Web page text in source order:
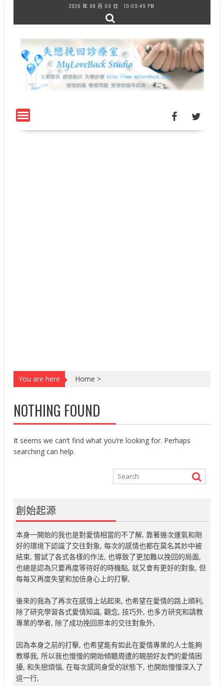
content
2026 年 08 月 09 日 10:09:49 PM
You are here Home >
NOTHING FOUND
It seems we can’t find what you’re looking for. Perhaps
searching can help.
創始起源
本身一開始的我也是對愛情相當的不了解, 靠著幾次運氣和剛
好的環境下認識了交往對象, 每次的感情也都在莫名其妙中被
結束, 嘗試了各式各樣的作法, 也導致了更加難以挽回的局面,
也總是認為只要再度等待好的時機點, 就又會有更好的對象, 但
每每又再度失望和加倍身心上的打擊,
後來的我為了再次在感情上站起來, 也希望在愛情的路上順利,
除了研究學習各式愛情知識, 觀念, 技巧外, 也多方研究和請教
專業的學者, 除了成功挽回原本的交往對象外,
因為本身之前的打擊, 也希望能有如此在愛情專業的人士能夠
教導我, 所以我也慢慢的開始傾聽周遭的親朋好友們的愛情困
擾, 和失戀煩惱, 在每次感同身受的狀態下, 也開始慢慢深入了
這一行,